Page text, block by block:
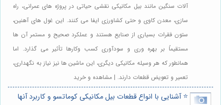
آلات سنگین مانند بیل مکانیکی نقشی حیاتی در پروژه های عمرانی، راه
سازی، معدن کاوی و حتی کشاورزی ایفا می کنند. این غول های آهنین،
ستون فقرات بسیاری از صنایع هستند و عملکرد صحیح و مستمر آن ها
مستقیماً بر بهره وری و سودآوری کسب وکارها تأثیر می گذارد. اما
همانطور که هر وسیله مکانیکی دیگری، این ماشین ها نیز نیاز به نگهداری،
تعمیر و تعویض قطعات دارند. | مشاهده و خرید
⭐️ آشنایی با انواع قطعات بیل مکانیکی کوماتسو و کاربرد آنها